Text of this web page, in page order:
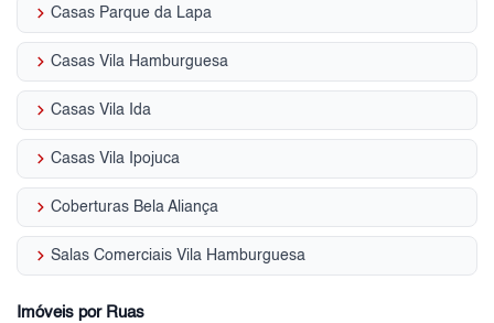
keyboard_arrow_right Casas Parque da Lapa
keyboard_arrow_right Casas Vila Hamburguesa
keyboard_arrow_right Casas Vila Ida
keyboard_arrow_right Casas Vila Ipojuca
keyboard_arrow_right Coberturas Bela Aliança
keyboard_arrow_right Salas Comerciais Vila Hamburguesa
Imóveis por Ruas